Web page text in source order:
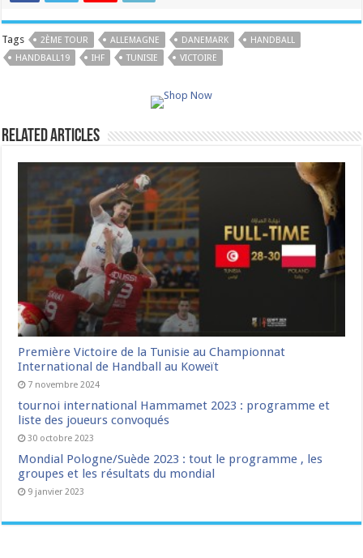
Tags 2ÈME TOUR ALLEMAGNE DANEMARK
HANDBALL
HANDBALL19
IHF TUNISIE VICTOIRE
Related Articles
Première Victoire de la Tunisie au Championnat
International de Handball au Koweït
7 novembre 2024
tournoi international Hammamet 2023 : programme et
liste des joueurs convoqués
30 octobre 2023
Mondial Pologne/Suède 2023 : tout le programme , les
groupes et les résultats du mondial
9 janvier 2023